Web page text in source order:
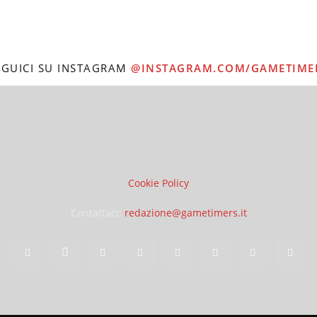
SU INSTAGRAM @INSTAGRAM.COM/
Cookie Policy
redazione@gametimers.it